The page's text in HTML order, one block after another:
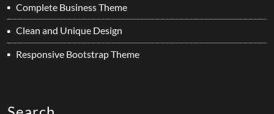
Complete Business Theme
Clean and Unique Design
Responsive Bootstrap Theme